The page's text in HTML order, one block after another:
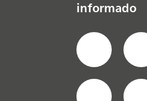
informado